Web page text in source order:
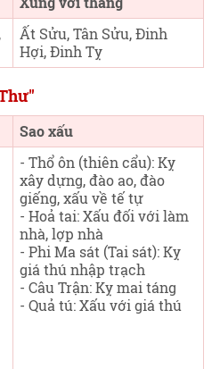
Ất Sửu, Tân Sửu, Đinh
Hợi, Đinh Tỵ
Sao xấu
- Thổ ôn (thiên cẩu): Kỵ
xây dựng, đào ao, đào
giếng, xấu về tế tự
- Hoả tai: Xấu đối với làm
nhà, lợp nhà
- Phi Ma sát (Tai sát): Kỵ
giá thú nhập trạch
- Câu Trận: Kỵ mai táng
- Quả tú: Xấu với giá thú